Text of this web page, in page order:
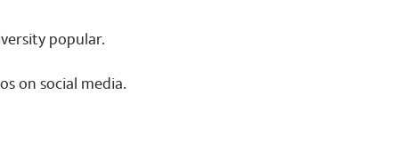
popular.
on social media.